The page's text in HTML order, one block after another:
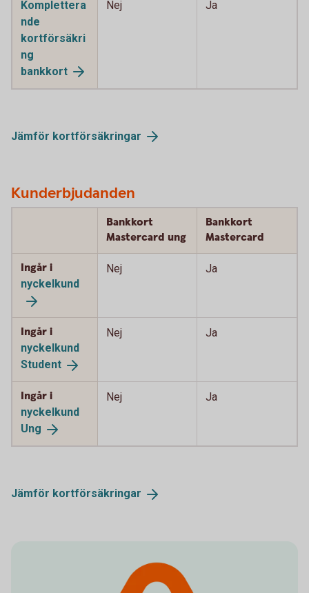
Komplettera
nde
kortförsäkri
ng
bankkort
Nej Ja
Jämför kortförsäkringar
Kunderbjudanden
Bankkort
Mastercard ung
Bankkort
Mastercard
Ingår i
nyckelkund
Nej Ja
Ingår i
nyckelkund
Student
Nej Ja
Ingår i
nyckelkund
Ung
Nej Ja
Jämför kortförsäkringar